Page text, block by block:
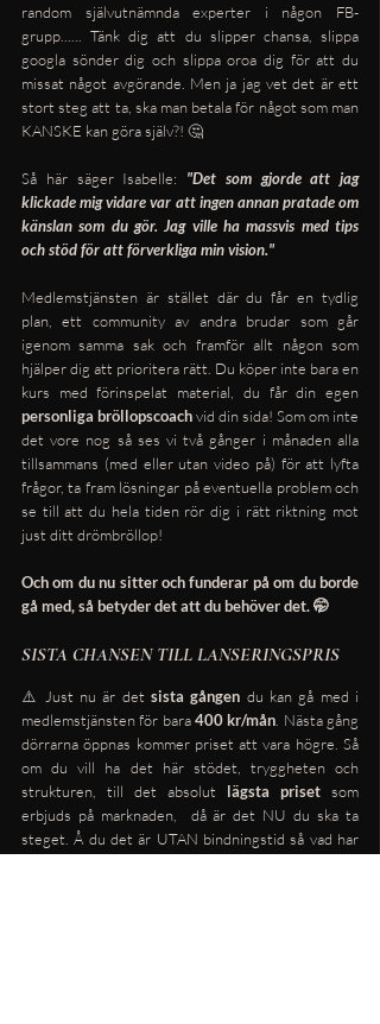
random självutnämnda experter i någon FB-
grupp...... Tänk dig att du slipper chansa, slippa
googla sönder dig och slippa oroa dig för att du
missat något avgörande. Men ja jag vet det är ett
stort steg att ta, ska man betala för något som man
KANSKE kan göra själv?! 🤔
Så här säger Isabelle:
"Det som gjorde att jag
klickade mig vidare var att ingen annan pratade om
känslan som du gör. Jag ville ha massvis med tips
och stöd för att förverkligaminvision."
Medlemstjänsten är stället där du får en tydlig
plan, ett community av andra brudar som går
igenom samma sak och framför allt någon som
hjälper dig att prioritera rätt. Du köper inte bara en
personliga bröllopscoach vid din sida! Som om inte
det vore nog så ses vi två gånger i månaden alla
tillsammans (med eller utan video på) för att lyfta
frågor, ta fram lösningar på eventuella problem och
se till att du hela tiden rör dig i rätt riktning mot
just ditt drömbröllop!
Och om du nu sitter och funderar på om du borde
gå med, så betyder det att du behöver det. 🤭
SISTA CHANSEN TILL LANSERINGSPRIS
⚠️ Just nu är det sista gången du kan gå med i
medlemstjänsten för bara 400 kr/mån . Nästa gång
dörrarna öppnas kommer priset att vara högre. Så
om du vill ha det här stödet, tryggheten och
strukturen, till det absolut lägsta priset som
erbjuds på marknaden,  då är det NU du ska ta
steget. Å du det är UTAN bindningstid så vad har